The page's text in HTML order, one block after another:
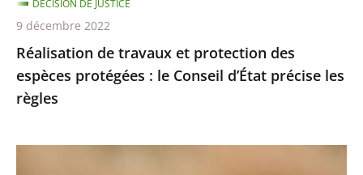
Conseil
d’État
précise
les
règles
Réalisation de travaux et protection des
espèces protégées : le Conseil d’État précise les
règles
DÉCISION DE JUSTICE
9 décembre 2022